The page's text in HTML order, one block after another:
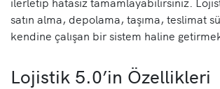
satın alma, depolama, taşıma, teslimat
kendine çalışan bir sistem haline
Lojistik 5.0’in Özellikleri